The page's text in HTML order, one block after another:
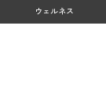
ウェルネス